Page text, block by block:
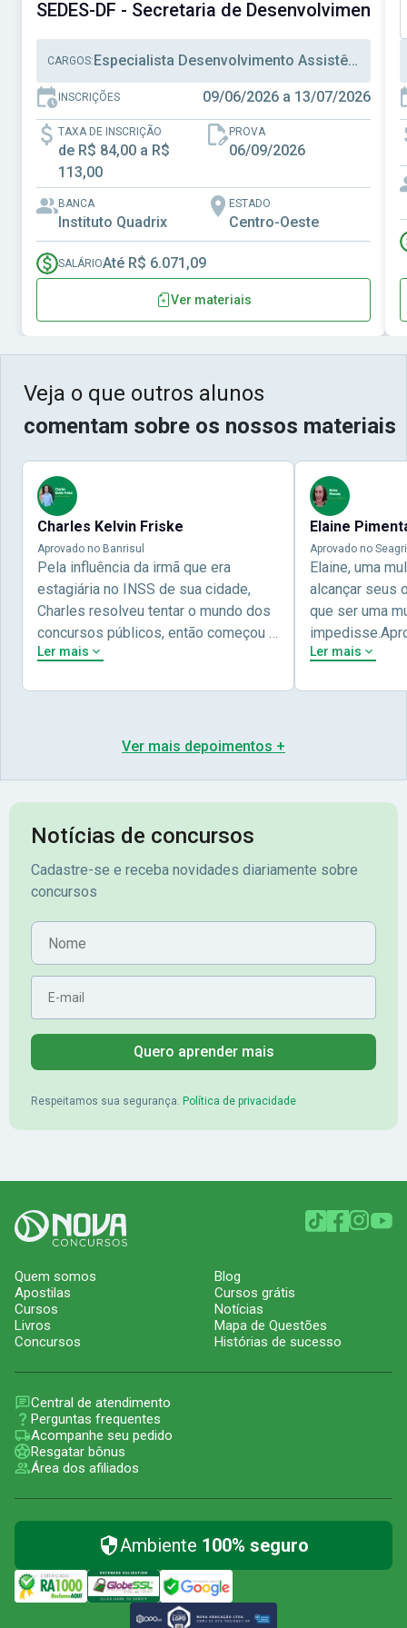
SEDES-DF - Secretaria de Desenvolvimento
CARGOS: Especialista Desenvolvimento Assistência Social, Técnico Desenvolvimento Assistência Social, Técnico Administrativo
INSCRIÇÕES 09/06/2026 a 13/07/2026
TAXA DE INSCRIÇÃO
de R$ 84,00 a R$
113,00
PROVA
06/09/2026
BANCA
Instituto Quadrix
ESTADO
Centro-Oeste
SALÁRIOAté R$ 6.071,09
Ver materiais
Veja o que outros alunos
comentam sobre os nossos materiais
Charles Kelvin Friske
Aprovado no Banrisul
Pela influência da irmã que era
estagiária no INSS de sua cidade,
Charles resolveu tentar o mundo dos
concursos públicos, então começou a
estudar com contéudo gratuito que a
preparação completa, e o resultado
abriu o concurso para o Banco da sua
cidade, o Banrisul. Se tornou
assinante premium e em seguida
mérito no concurso do
Banrisul.Charles Kelvin Friske -
Ler mais
Elaine
Aprovado no
Elaine, uma
alcançar seus
que ser uma
concursos
sua vida e
obstáculos
Pimenta -
Ler mais
Ver mais depoimentos +
Notícias de concursos
Cadastre-se e receba novidades diariamente sobre
concursos
Nome
E-mail
Quero aprender mais
Respeitamos sua segurança. Política de privacidade
Quem somos
Apostilas
Cursos
Livros
Concursos
Blog
Cursos grátis
Notícias
Mapa de Questões
Histórias de sucesso
Central de atendimento
Perguntas frequentes
Acompanhe seu pedido
Resgatar bônus
Área dos afiliados
Ambiente 100% seguro